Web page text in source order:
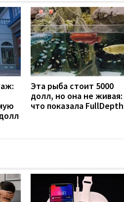
Эта рыба стоит 5000
долл, но она не живая:
что показала FullDepth